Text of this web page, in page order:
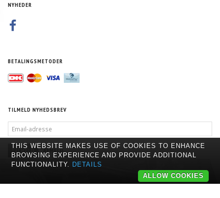
NYHEDER
BETALINGSMETODER
TILMELD NYHEDSBREV
ADRESSE
TILMELD AFMELD
THIS WEBSITE MAKES USE OF COOKIES TO ENHANCE
BROWSING EXPERIENCE AND PROVIDE ADDITIONAL
FUNCTIONALITY. DETAILS
ALLOW COOKIES